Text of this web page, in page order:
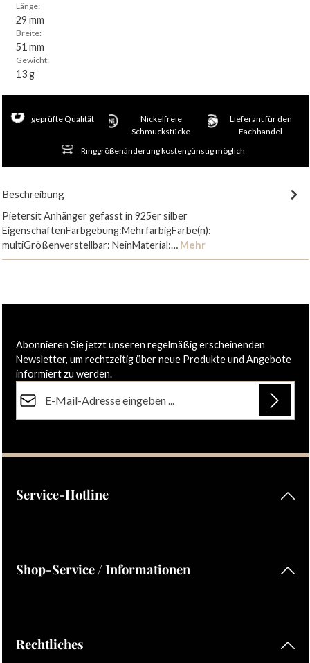
Länge:
29 mm
Breite:
51 mm
Gewicht:
13 g
geprüfte Qualität
Nickelfreie
Schmuckstücke
Lieferant für den
Fachhandel
Ringgrößenänderung kostengünstig möglich
Beschreibung
Pietersit Anhänger gefasst in 925er silber
EigenschaftenFarbgebung:MehrfarbigFarbe(n):
multiGrößenverstellbar: NeinMaterial:… Mehr
Abonnieren Sie jetzt unseren regelmäßig erscheinenden
Newsletter, um rechtzeitig über neue Produkte und Angebote
informiert zu werden.
Ich habe dieDatenschutzbestimmungenzur Kenntnis
Service-Hotline
Shop-Service / Informationen
Rechtliches